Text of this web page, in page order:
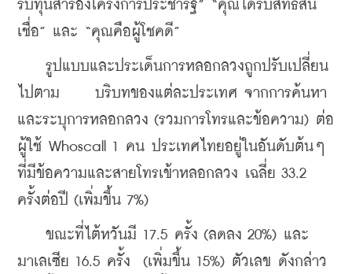
รับทุนสำรองโครงการประชารัฐ” “คุณได้รับสิทธิ์สิน
เชื่อ” และ “คุณคือผู้โชคดี”
รูปแบบและประเด็นการหลอกลวงถูกปรับเปลี่ยน
ไปตาม     บริบทของแต่ละประเทศ จากการค้นหา
และระบุการหลอกลวง (รวมการโทรและข้อความ) ต่อ
ผู้ใช้ Whoscall 1 คน ประเทศไทยอยู่ในอันดับต้นๆ
ที่มีข้อความและสายโทรเข้าหลอกลวง เฉลี่ย 33.2
ครั้งต่อปี (เพิ่มขึ้น 7%)
ขณะที่ไต้หวันมี 17.5 ครั้ง (ลดลง 20%) และ
มาเลเซีย 16.5 ครั้ง  (เพิ่มขึ้น 15%) ตัวเลข ดังกล่าว